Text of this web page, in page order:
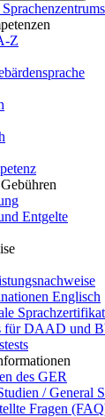
Z
Entgelte
Englisch
für DAAD und
des GER
/ General
Fragen